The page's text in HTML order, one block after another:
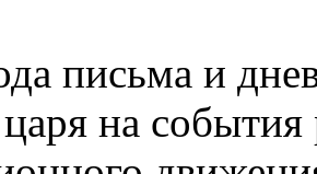
письма и
на события